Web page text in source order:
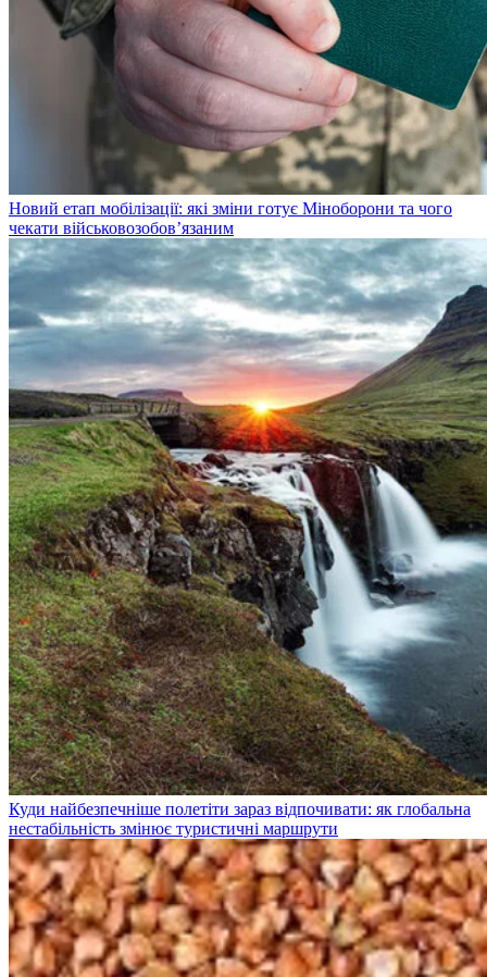
Новий етап мобілізації: які зміни готує Міноборони та чого
чекати військовозобов’язаним
Куди найбезпечніше полетіти зараз відпочивати: як глобальна
нестабільність змінює туристичні маршрути